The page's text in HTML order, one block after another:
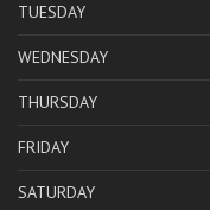
TUESDAY
WEDNESDAY
THURSDAY
FRIDAY
SATURDAY